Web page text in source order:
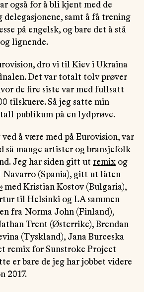
også for å bli kjent med de
delegasjonene, samt å få trening
på engelsk, og bare det å stå
lignende.
dro vi til Kiev i Ukraina
Det var totalt tolv prøver
de fire siste var med fullsatt
tilskuere. Så jeg satte min
publikum på en lydprøve.
å være med på Eurovision, var
så mange artister og bransjefolk
Jeg har siden gitt ut remix og
Navarro (Spania), gitt ut låten
med Kristian Kostov (Bulgaria),
til Helsinki og LA sammen
fra Norma John (Finland),
Trent (Østerrike), Brendan
(Tyskland), Jana Burceska
remix for Sunstroke Project
er bare de jeg har jobbet videre
2017.